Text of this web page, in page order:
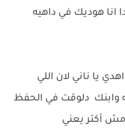
هوديك في داهيه
يا ناني لان اللي
وابنك دلوقت في الحفظ
أكتر يعني